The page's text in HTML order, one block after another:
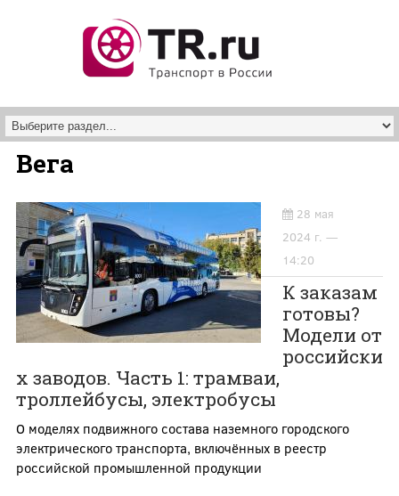
Вега
28 мая
2024 г. —
14:20
К заказам
готовы?
Модели от
российски
х заводов. Часть 1: трамваи,
троллейбусы, электробусы
О моделях подвижного состава наземного городского
электрического транспорта, включённых в реестр
российской промышленной продукции